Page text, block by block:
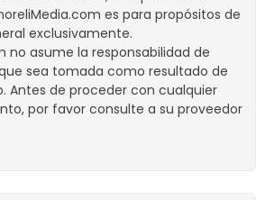
es para propósitos de
exclusivamente.
no asume la responsabilidad de
sea tomada como resultado de
Antes de proceder con cualquier
por favor consulte a su proveedor